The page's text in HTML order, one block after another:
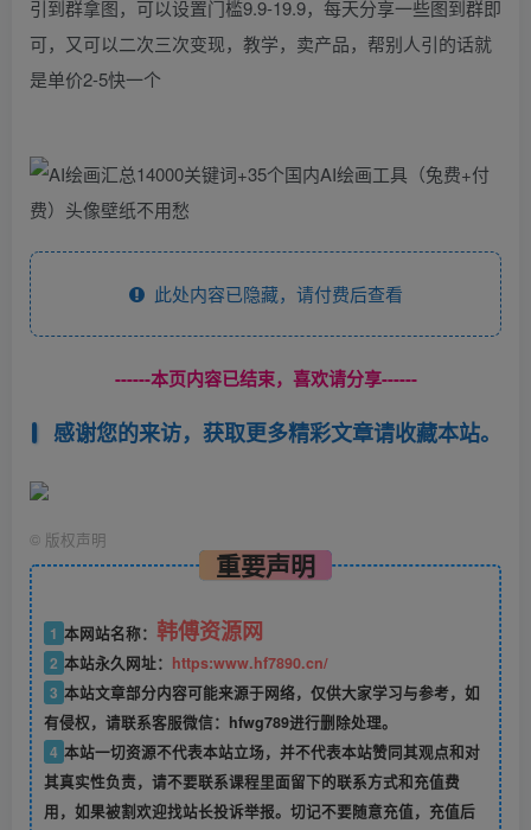
引到群拿图，可以设置门槛9.9-19.9，每天分享一些图到群即
可，又可以二次三次变现，教学，卖产品，帮别人引的话就
是单价2-5快一个
此处内容已隐藏，请付费后查看
------本页内容已结束，喜欢请分享------
感谢您的来访，获取更多精彩文章请收藏本站。
© 版权声明
重要声明
1 本网站名称： 韩傅资源网
2 本站永久网址： https:www.hf7890.cn/
3 本站文章部分内容可能来源于网络，仅供大家学习与参考，如
有侵权，请联系客服微信：hfwg789进行删除处理。
4 本站一切资源不代表本站立场，并不代表本站赞同其观点和对
其真实性负责，请不要联系课程里面留下的联系方式和充值费
用，如果被割欢迎找站长投诉举报。切记不要随意充值，充值后